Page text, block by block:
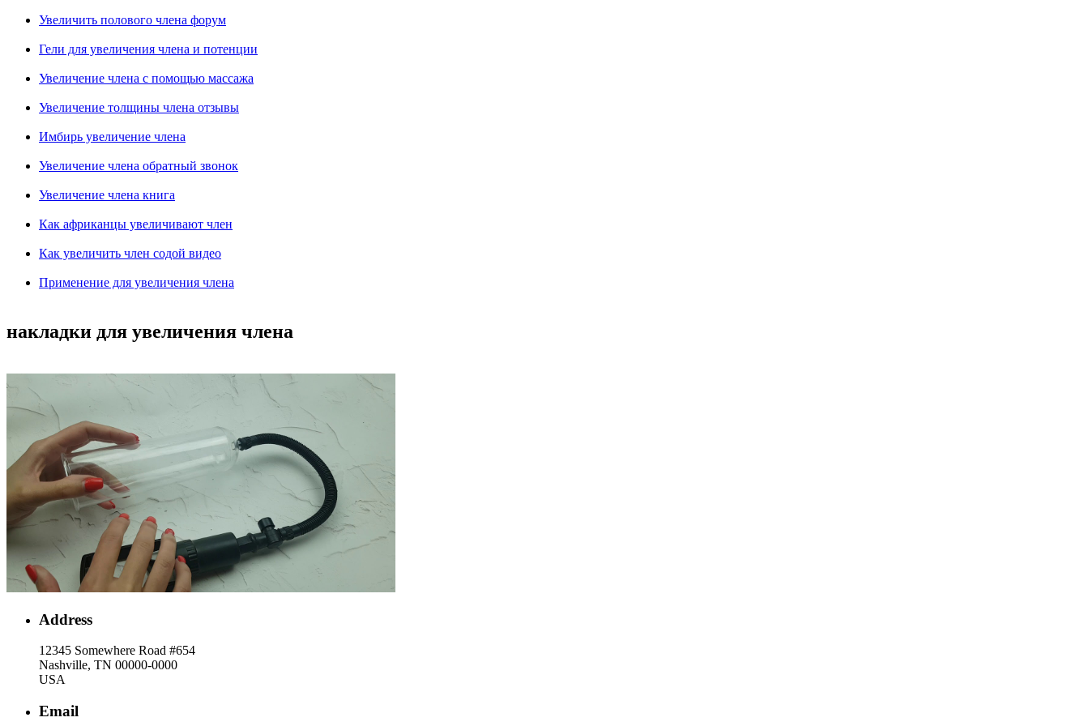
Увеличить полового члена форум
Гели для увеличения члена и потенции
Увеличение члена с помощью массажа
Увеличение толщины члена отзывы
Имбирь увеличение члена
Увеличение члена обратный звонок
Увеличение члена книга
Как африканцы увеличивают член
Как увеличить член содой видео
Применение для увеличения члена
накладки для увеличения члена
Address
12345 Somewhere Road #654
Nashville, TN 00000-0000
USA
Email